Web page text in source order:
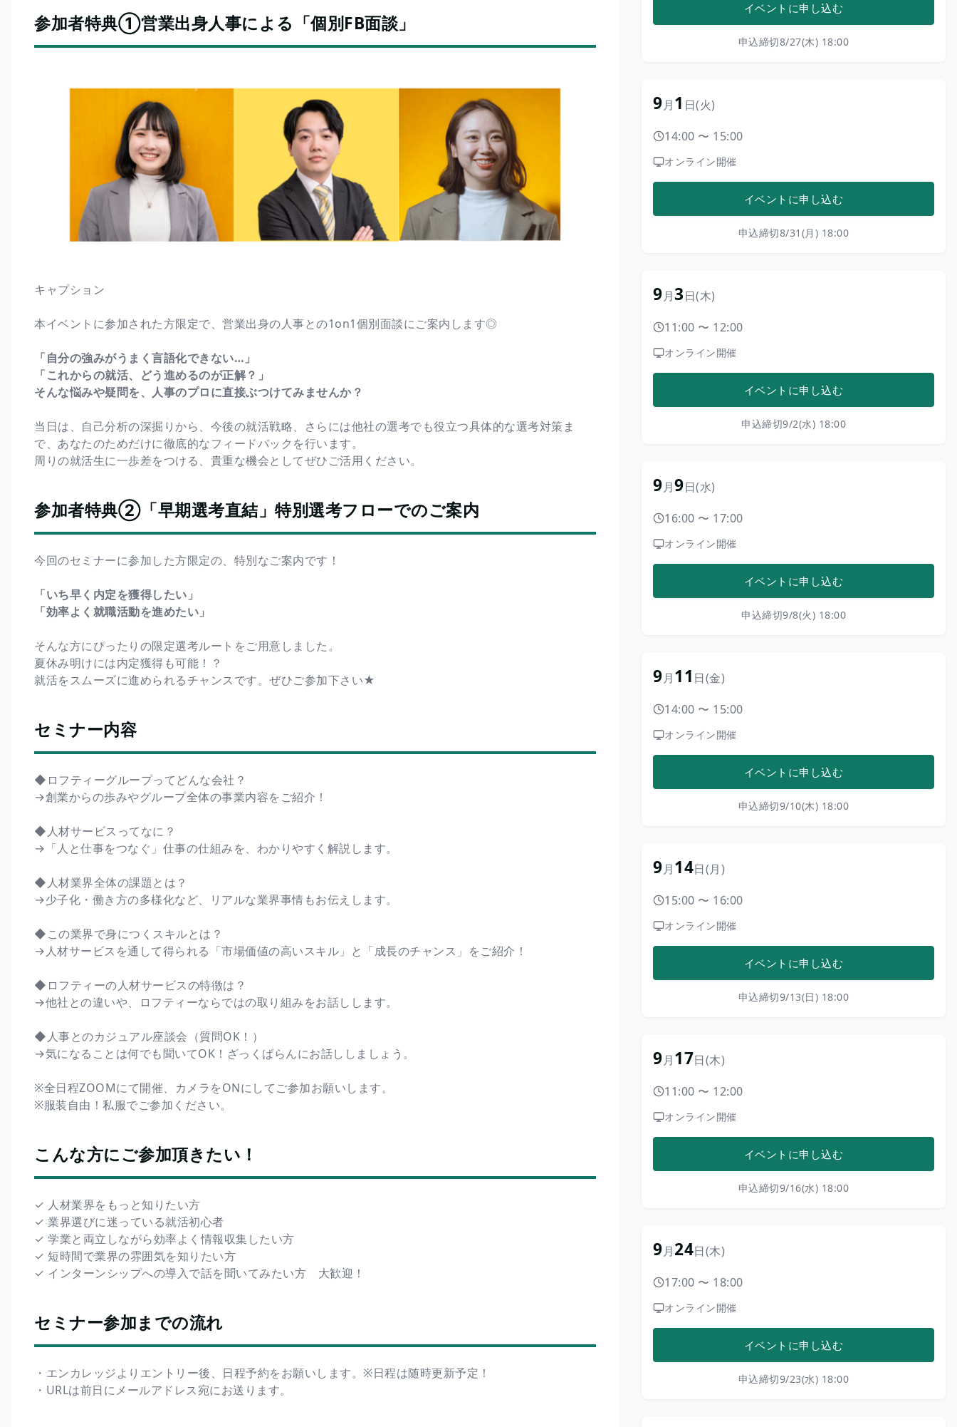
参加者特典①営業出身人事による「個別FB面談」
キャプション
本イベントに参加された方限定で、営業出身の人事との1on1個別面談にご案内します◎
「自分の強みがうまく言語化できない…」
「これからの就活、どう進めるのが正解？」
そんな悩みや疑問を、人事のプロに直接ぶつけてみませんか？
当日は、自己分析の深掘りから、今後の就活戦略、さらには他社の選考でも役立つ具体的な選考対策ま
で、あなたのためだけに徹底的なフィードバックを行います。
周りの就活生に一歩差をつける、貴重な機会としてぜひご活用ください。
参加者特典②「早期選考直結」特別選考フローでのご案内
今回のセミナーに参加した方限定の、特別なご案内です！
「いち早く内定を獲得したい」
「効率よく就職活動を進めたい」
そんな方にぴったりの限定選考ルートをご用意しました。
夏休み明けには内定獲得も可能！？
就活をスムーズに進められるチャンスです。ぜひご参加下さい★
セミナー内容
◆ロフティーグループってどんな会社？
→創業からの歩みやグループ全体の事業内容をご紹介！
◆人材サービスってなに？
→「人と仕事をつなぐ」仕事の仕組みを、わかりやすく解説します。
◆人材業界全体の課題とは？
→少子化・働き方の多様化など、リアルな業界事情もお伝えします。
◆この業界で身につくスキルとは？
→人材サービスを通して得られる「市場価値の高いスキル」と「成長のチャンス」をご紹介！
◆ロフティーの人材サービスの特徴は？
→他社との違いや、ロフティーならではの取り組みをお話しします。
◆人事とのカジュアル座談会（質問OK！）
→気になることは何でも聞いてOK！ざっくばらんにお話ししましょう。
※全日程ZOOMにて開催、カメラをONにしてご参加お願いします。
※服装自由！私服でご参加ください。
こんな方にご参加頂きたい！
✓ 人材業界をもっと知りたい方
✓ 業界選びに迷っている就活初心者
✓ 学業と両立しながら効率よく情報収集したい方
✓ 短時間で業界の雰囲気を知りたい方
✓ インターンシップへの導入で話を聞いてみたい方 大歓迎！
セミナー参加までの流れ
・エンカレッジよりエントリー後、日程予約をお願いします。※日程は随時更新予定！
・URLは前日にメールアドレス宛にお送ります。
イベントに申し込む
申込締切8/27(木) 18:00
9月1 日(火)
14:00 〜 15:00
オンライン開催
イベントに申し込む
申込締切8/31(月) 18:00
9月3日(木)
11:00 〜 12:00
オンライン開催
イベントに申し込む
申込締切9/2(水) 18:00
9月9日(水)
16:00 〜 17:00
オンライン開催
イベントに申し込む
申込締切9/8(火) 18:00
9月11 日(金)
14:00 〜 15:00
オンライン開催
イベントに申し込む
申込締切9/10(木) 18:00
9月14日(月)
15:00 〜 16:00
オンライン開催
イベントに申し込む
申込締切9/13(日) 18:00
9月17日(木)
11:00 〜 12:00
オンライン開催
イベントに申し込む
申込締切9/16(水) 18:00
9月24日(木)
17:00 〜 18:00
オンライン開催
イベントに申し込む
申込締切9/23(水) 18:00